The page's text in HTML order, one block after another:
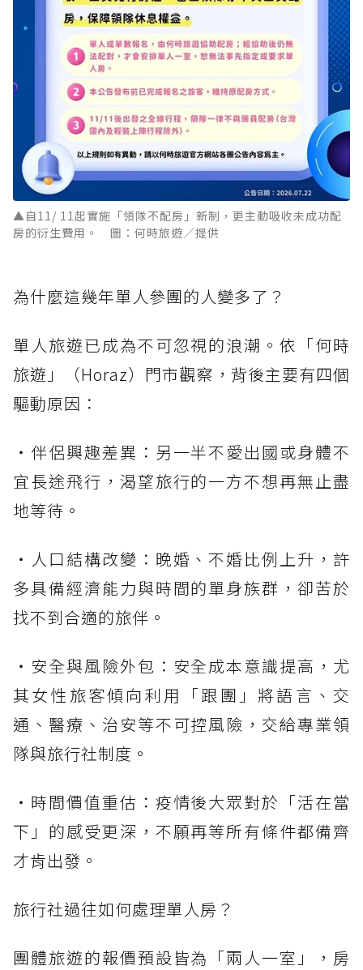
▲自11/ 11起實施「領隊不配房」新制，更主動吸收未成功配
房的衍生費用。 圖：何時旅遊／提供
為什麼這幾年單人參團的人變多了？
單人旅遊已成為不可忽視的浪潮。依「何時
旅遊」（Horaz）門市觀察，背後主要有四個
驅動原因：
・伴侶興趣差異：另一半不愛出國或身體不
宜長途飛行，渴望旅行的一方不想再無止盡
地等待。
・人口結構改變：晚婚、不婚比例上升，許
多具備經濟能力與時間的單身族群，卻苦於
找不到合適的旅伴。
・安全與風險外包：安全成本意識提高，尤
其女性旅客傾向利用「跟團」將語言、交
通、醫療、治安等不可控風險，交給專業領
隊與旅行社制度。
・時間價值重估：疫情後大眾對於「活在當
下」的感受更深，不願再等所有條件都備齊
才肯出發。
旅行社過往如何處理單人房？
團體旅遊的報價預設皆為「兩人一室」，房